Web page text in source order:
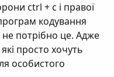
ctrl + c і правої
кодування
не потрібно це. Адже
просто хочуть
особистого